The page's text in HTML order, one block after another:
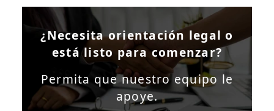
¿Necesita orientación legal o
está listo para comenzar?
Permita que nuestro equipo le
apoye.